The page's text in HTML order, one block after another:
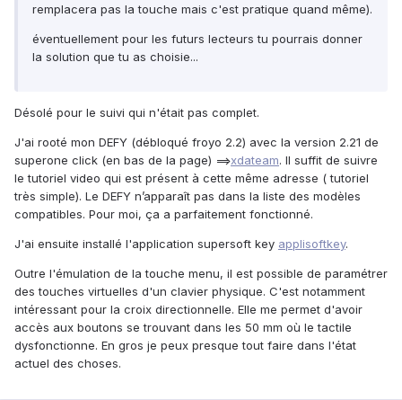
remplacera pas la touche mais c'est pratique quand même).
éventuellement pour les futurs lecteurs tu pourrais donner
la solution que tu as choisie...
Désolé pour le suivi qui n'était pas complet.
J'ai rooté mon DEFY (débloqué froyo 2.2) avec la version 2.21 de
superone click (en bas de la page) ==>xdateam. Il suffit de suivre
le tutoriel video qui est présent à cette même adresse ( tutoriel
très simple). Le DEFY n’apparaît pas dans la liste des modèles
compatibles. Pour moi, ça a parfaitement fonctionné.
J'ai ensuite installé l'application supersoft key applisoftkey.
Outre l'émulation de la touche menu, il est possible de paramétrer
des touches virtuelles d'un clavier physique. C'est notamment
intéressant pour la croix directionnelle. Elle me permet d'avoir
accès aux boutons se trouvant dans les 50 mm où le tactile
dysfonctionne. En gros je peux presque tout faire dans l'état
actuel des choses.